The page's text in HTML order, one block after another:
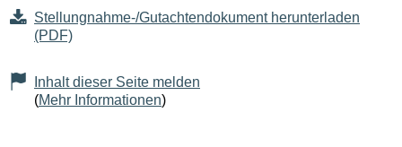
Stellungnahme-/Gutachtendokument herunterladen
(PDF)
Inhalt dieser Seite melden
(Mehr Informationen)